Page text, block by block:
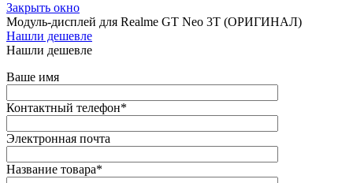
Закрыть окно
Модуль-дисплей для Realme GT Neo 3T (ОРИГИНАЛ)
Нашли дешевле
Нашли дешевле
Ваше имя
Контактный телефон*
Электронная почта
Название товара*